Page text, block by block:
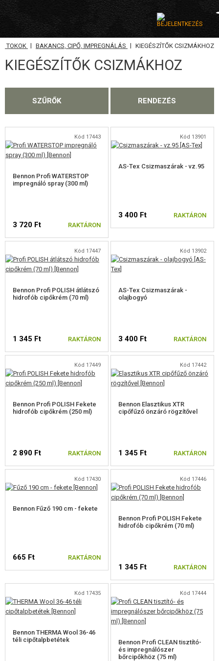
KATEGÓRIA
AIRSOFT FEGYVEREK
GRÁNÁTVETŐK, GRÁNÁTOK
AKKUMULÁTOROK, TÖLTŐK
TÁRAK
FELSZERELÉS, EGYENRUHA, TOKOK
SISAKOK, FEJVÉDŐK
ÖVEK
PROTEKTOROK
BAKANCS, CIPŐ, IMPREGNÁLÁS
BAKANCS, CIPŐ
KIEGÉSZÍTŐK CSIZMÁKHOZ
VILÁGÍTÓ RÚD
CSAPAT KARSZALAG
PARACORDOK, KÖTELEK, KARABINEREK
TOKOK | BAKANCS, CIPŐ, IMPREGNÁLÁS | KIEGÉSZÍTŐK CSIZMÁKHOZ
KIEGÉSZÍTŐK CSIZMÁKHOZ
SZŰRŐK RENDEZÉS
Kód 17443
Bennon Profi WATERSTOP
impregnáló spray (300 ml)
3 720 Ft RAKTÁRON
Kód 13901
AS-Tex Csizmaszárak - vz.95
3 400 Ft RAKTÁRON
Kód 17447
Bennon Profi POLISH átlátszó
hidrofób cipőkrém (70 ml)
1 345 Ft RAKTÁRON
Kód 13902
AS-Tex Csizmaszárak -
olajbogyó
3 400 Ft RAKTÁRON
Kód 17449
Bennon Profi POLISH Fekete
hidrofób cipőkrém (250 ml)
2 890 Ft RAKTÁRON
Kód 17442
Bennon Elasztikus XTR
cipőfűző önzáró rögzítővel
1 345 Ft RAKTÁRON
Kód 17430
Bennon Fűző 190 cm - fekete
665 Ft RAKTÁRON
Kód 17446
Bennon Profi POLISH Fekete
hidrofób cipőkrém (70 ml)
1 345 Ft RAKTÁRON
Kód 17435
Bennon THERMA Wool 36-46
téli cipőtalpbetétek
Kód 17444
Bennon Profi CLEAN tisztító-
és impregnálószer
bőrcipőkhöz (75 ml)